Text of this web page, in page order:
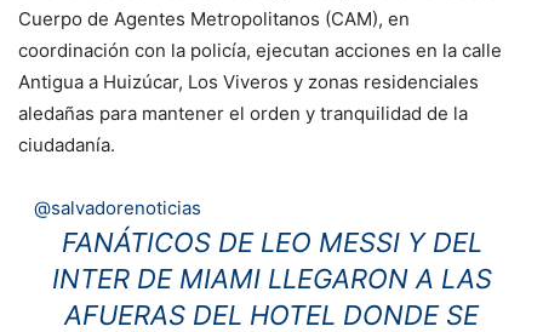
Cuerpo de Agentes Metropolitanos (CAM), en
coordinación con la policía, ejecutan acciones en la calle
Antigua a Huizúcar, Los Viveros y zonas residenciales
aledañas para mantener el orden y tranquilidad de la
ciudadanía.
@salvadorenoticias
FANÁTICOS DE LEO MESSI Y DEL
INTER DE MIAMI LLEGARON A LAS
AFUERAS DEL HOTEL DONDE SE